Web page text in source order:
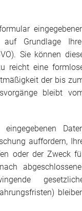
Grundlage
Sie können
reicht eine
der bis
bleibt
auffordern,
oder der Zweck